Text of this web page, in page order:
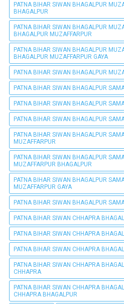
PATNA BIHAR SIWAN BHAGALPUR
BHAGALPUR
PATNA BIHAR SIWAN BHAGALPUR
BHAGALPUR MUZAFFARPUR
PATNA BIHAR SIWAN BHAGALPUR
BHAGALPUR MUZAFFARPUR GAYA
PATNA BIHAR SIWAN BHAGALPUR
PATNA BIHAR SIWAN BHAGALPUR
PATNA BIHAR SIWAN BHAGALPUR
PATNA BIHAR SIWAN BHAGALPUR
PATNA BIHAR SIWAN BHAGALPUR
MUZAFFARPUR
PATNA BIHAR SIWAN BHAGALPUR
MUZAFFARPUR BHAGALPUR
PATNA BIHAR SIWAN BHAGALPUR
MUZAFFARPUR GAYA
PATNA BIHAR SIWAN BHAGALPUR
PATNA BIHAR SIWAN CHHAPRA
PATNA BIHAR SIWAN CHHAPRA
PATNA BIHAR SIWAN CHHAPRA
PATNA BIHAR SIWAN CHHAPRA
CHHAPRA
PATNA BIHAR SIWAN CHHAPRA
CHHAPRA BHAGALPUR